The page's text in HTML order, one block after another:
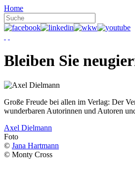
Home
Bleiben Sie
Große Freude bei allen im Verlag: Der
wunderbaren Autorinnen und Autoren
Axel Dielmann
Foto
© Jana Hartmann
© Monty Cross